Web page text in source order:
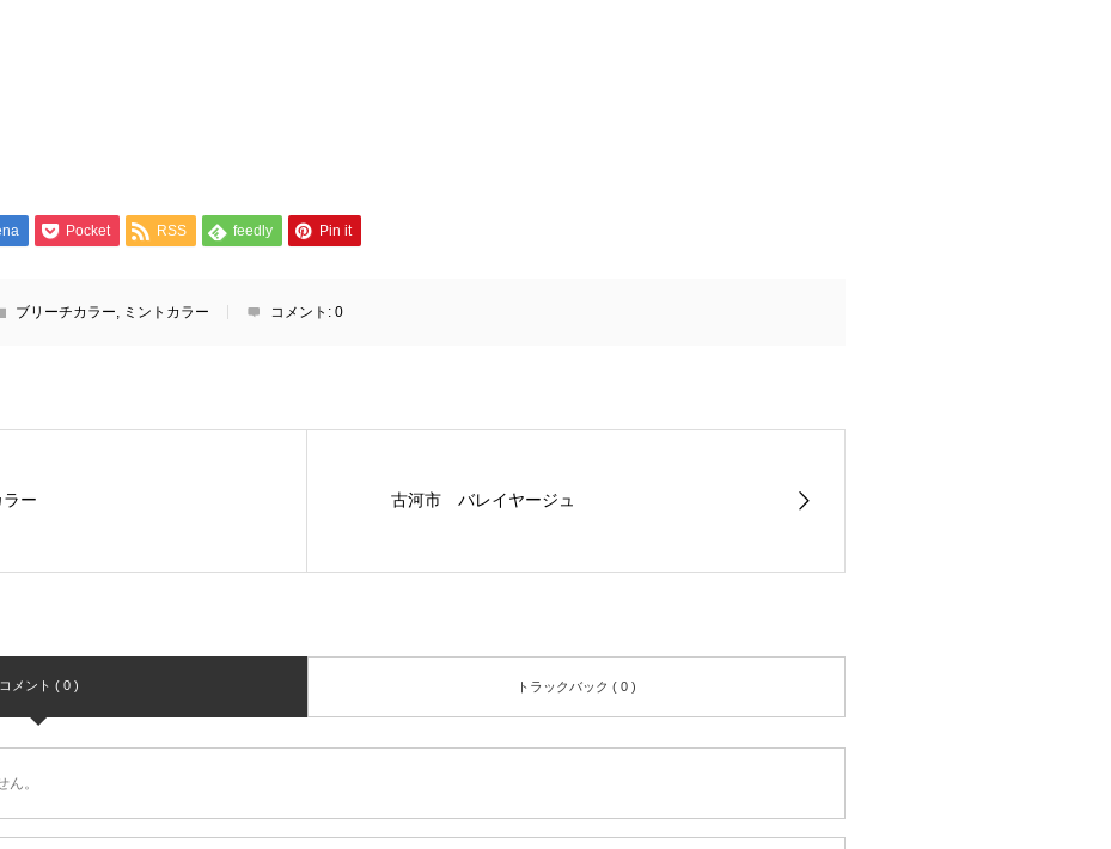
Pocket RSS feedly Pin it
ブリーチカラー ミントカラー コメント: 0
ー 古河市 バレイヤージュ
コメント ( 0 ) トラックバック ( 0 )
。